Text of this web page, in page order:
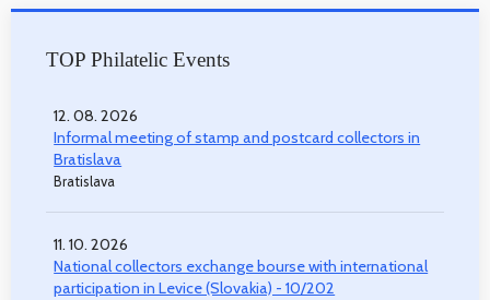
TOP Philatelic Events
12. 08. 2026
Informal meeting of stamp and postcard collectors in
Bratislava
Bratislava
11. 10. 2026
National collectors exchange bourse with international
participation in Levice (Slovakia) - 10/202